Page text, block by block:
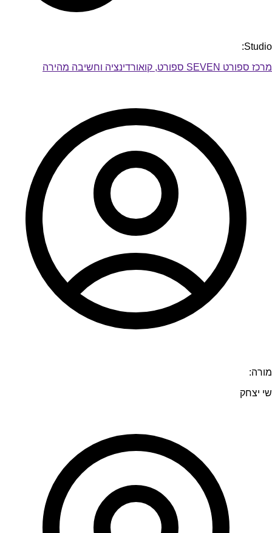
Studio:
מרכז ספורט SEVEN ספורט, קואורדינציה וחשיבה מהירה
מורה:
שי יצחק